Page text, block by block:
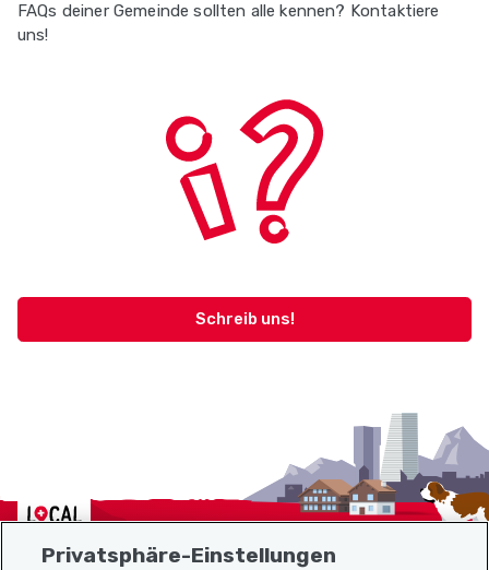
FAQs deiner Gemeinde sollten alle kennen? Kontaktiere
uns!
Schreib uns!
Localcities
Privatsphäre-Einstellungen